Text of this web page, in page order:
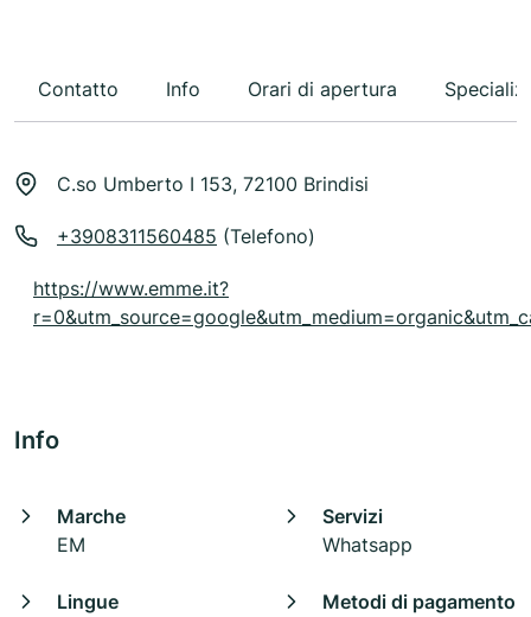
Contatto Info Orari di apertura
C.so Umberto I 153, 72100 Brindisi
+3908311560485 (Telefono)
https://www.emme.it?
Info
Marche
EM
Servizi
Whatsapp
Lingue
Metodi di pagamento